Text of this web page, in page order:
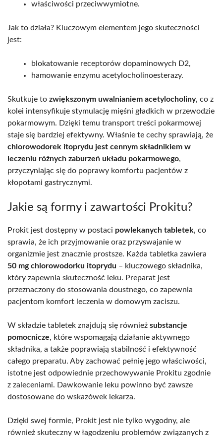
właściwości przeciwwymiotne.
Jak to działa? Kluczowym elementem jego skuteczności
jest:
blokatowanie receptorów dopaminowych D2,
hamowanie enzymu acetylocholinoesterazy.
Skutkuje to zwiększonym uwalnianiem acetylocholiny, co z
kolei intensyfikuje stymulację mięśni gładkich w przewodzie
pokarmowym. Dzięki temu transport treści pokarmowej
staje się bardziej efektywny. Właśnie te cechy sprawiają, że
chlorowodorek itoprydu jest cennym składnikiem w
leczeniu różnych zaburzeń układu pokarmowego,
przyczyniając się do poprawy komfortu pacjentów z
kłopotami gastrycznymi.
Jakie są formy i zawartości Prokitu?
Prokit jest dostępny w postaci powlekanych tabletek, co
sprawia, że ich przyjmowanie oraz przyswajanie w
organizmie jest znacznie prostsze. Każda tabletka zawiera
50 mg chlorowodorku itoprydu – kluczowego składnika,
który zapewnia skuteczność leku. Preparat jest
przeznaczony do stosowania doustnego, co zapewnia
pacjentom komfort leczenia w domowym zaciszu.
W składzie tabletek znajdują się również substancje
pomocnicze, które wspomagają działanie aktywnego
składnika, a także poprawiają stabilność i efektywność
całego preparatu. Aby zachować pełnię jego właściwości,
istotne jest odpowiednie przechowywanie Prokitu zgodnie
z zaleceniami. Dawkowanie leku powinno być zawsze
dostosowane do wskazówek lekarza.
Dzięki swej formie, Prokit jest nie tylko wygodny, ale
również skuteczny w łagodzeniu problemów związanych z